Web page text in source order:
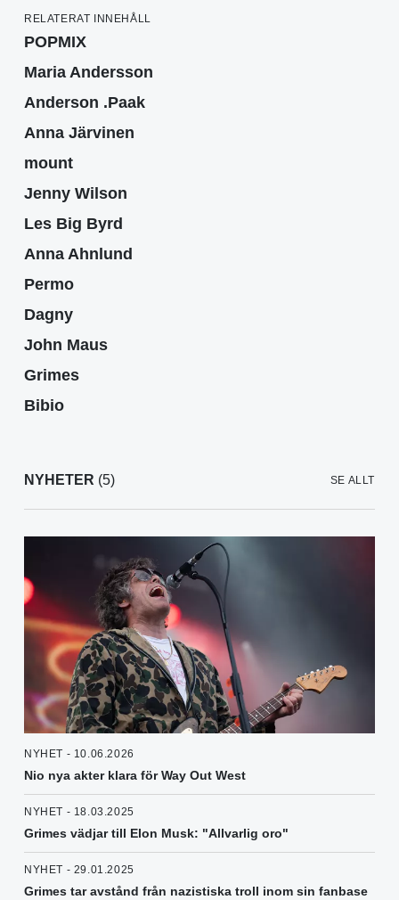
RELATERAT INNEHÅLL
POPMIX
Maria Andersson
Anderson .Paak
Anna Järvinen
mount
Jenny Wilson
Les Big Byrd
Anna Ahnlund
Permo
Dagny
John Maus
Grimes
Bibio
NYHETER (5) SE ALLT
NYHET - 10.06.2026
Nio nya akter klara för Way Out West
NYHET - 18.03.2025
Grimes vädjar till Elon Musk: "Allvarlig oro"
NYHET - 29.01.2025
Grimes tar avstånd från nazistiska troll inom sin fanbase